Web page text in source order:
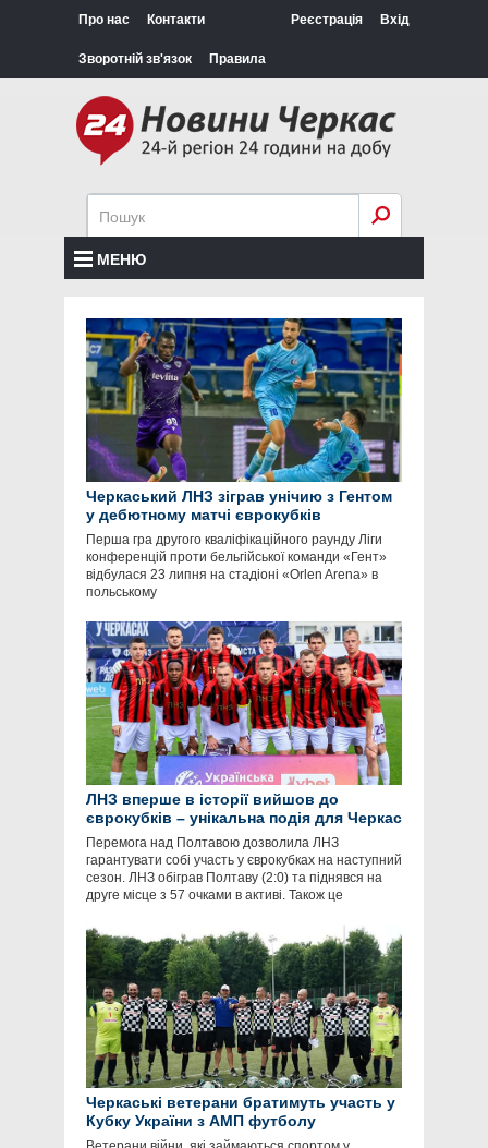
Про нас Контакти
Зворотній зв'язок Правила
Реєстрація Вхід
МЕНЮ
Черкаський ЛНЗ зіграв унічию з Гентом
у дебютному матчі єврокубків
Перша гра другого кваліфікаційного раунду Ліги
конференцій проти бельгійської команди «Гент»
відбулася 23 липня на стадіоні «Orlen Arena» в
польському
ЛНЗ вперше в історії вийшов до
єврокубків – унікальна подія для Черкас
Перемога над Полтавою дозволила ЛНЗ
гарантувати собі участь у єврокубках на наступний
сезон. ЛНЗ обіграв Полтаву (2:0) та піднявся на
друге місце з 57 очками в активі. Також це
Черкаські ветерани братимуть участь у
Кубку України з АМП футболу